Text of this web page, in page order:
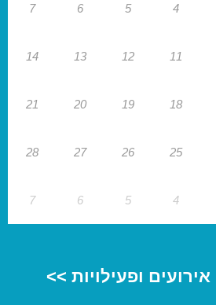
ופעילויות >>
4
5
6
7
11
12
13
14
18
19
20
21
25
26
27
28
4
5
6
7